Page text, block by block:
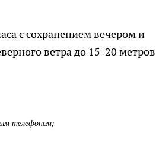
с сохранением вечером и
ветра до 15-20 метров
телефоном;